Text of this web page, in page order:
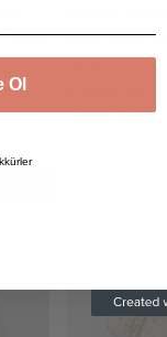
Örgü Yakalı
Rengi
1 Renk 3 Beden
Ol